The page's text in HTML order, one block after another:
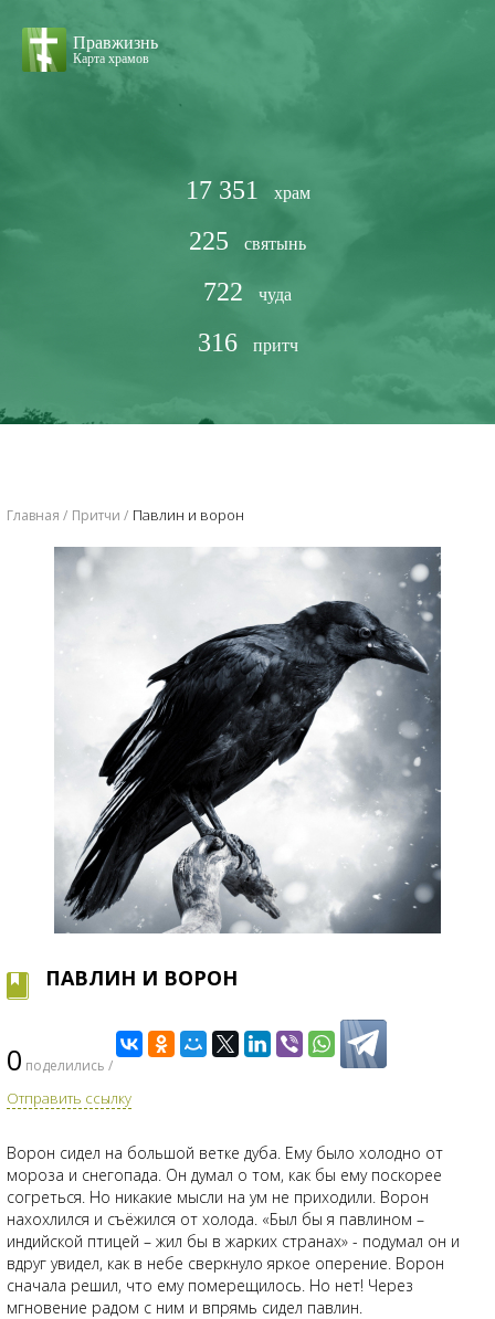
Правжизнь
Карта храмов
17 351 храм
225 святынь
722 чуда
316 притч
Главная Притчи Павлин и ворон
ПАВЛИН И ВОРОН
0 поделились /
Отправить ссылку
Ворон сидел на большой ветке дуба. Ему было холодно от
мороза и снегопада. Он думал о том, как бы ему поскорее
согреться. Но никакие мысли на ум не приходили. Ворон
нахохлился и съёжился от холода. «Был бы я павлином –
индийской птицей – жил бы в жарких странах» - подумал он и
вдруг увидел, как в небе сверкнуло яркое оперение. Ворон
сначала решил, что ему померещилось. Но нет! Через
мгновение радом с ним и впрямь сидел павлин.